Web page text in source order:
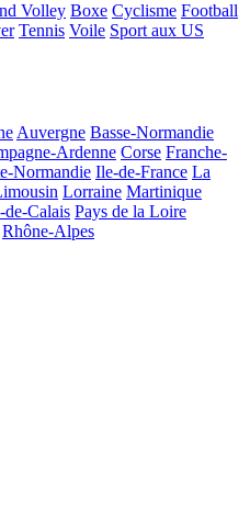
Volley Boxe Cyclisme Football
Tennis Voile Sport aux US
Auvergne Basse-Normandie
Ardenne Corse Franche-
Normandie Ile-de-France La
Lorraine Martinique
de-Calais Pays de la Loire
Rhône-Alpes